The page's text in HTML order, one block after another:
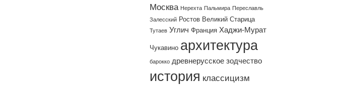
Москва Нерехта Пальмира Переславль
Залесский Ростов Великий Старица
Тутаев Углич Франция Хаджи-Мурат
Чукавино архитектура
барокко древнерусское зодчество
история классицизм